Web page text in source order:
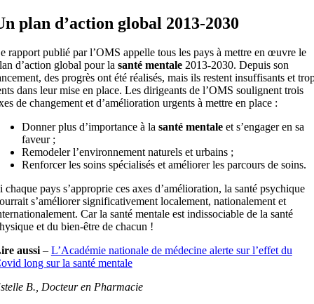
plan d’action global 2013-2030
rapport publié par l’OMS appelle tous les pays à mettre en œuvre le
d’action global pour la santé mentale2013-2030. Depuis son
des progrès ont été réalisés, mais ils restent insuffisants et
dans leur mise en place. Les dirigeants de l’OMS soulignent trois
de changement et d’amélioration urgents à mettre en place :
Donner plus d’importance à la santé mentaleet s’engager en sa
faveur ;
Remodeler l’environnement naturels et urbains ;
Renforcer les soins spécialisés et améliorer les parcours de soins.
chaque pays s’approprie ces axes d’amélioration, la santé psychique
s’améliorer significativement localement, nationalement et
Car la santé mentale est indissociable de la santé
et du bien-être de chacun !
aussi– L’Académie nationale de médecine alerte sur l’effet du
long sur la santé mentale
B., Docteur en Pharmacie